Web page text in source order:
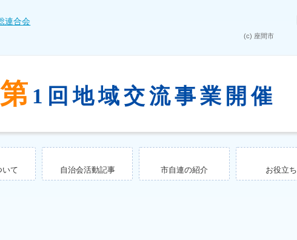
第 1回地域交流事業開催
いて 自治会活動記事 市自連の紹介 お役立ち